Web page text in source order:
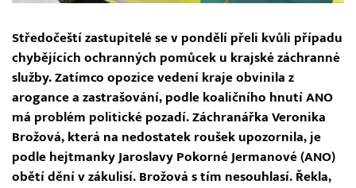
Středočeští zastupitelé se v pondělí přeli kvůli případu
chybějících ochranných pomůcek u krajské záchranné
služby. Zatímco opozice vedení kraje obvinila z
arogance a zastrašování, podle koaličního hnutí ANO
má problém politické pozadí. Záchranářka Veronika
Brožová, která na nedostatek roušek upozornila, je
podle hejtmanky Jaroslavy Pokorné Jermanové (ANO)
obětí dění v zákulisí. Brožová s tím nesouhlasí. Řekla,